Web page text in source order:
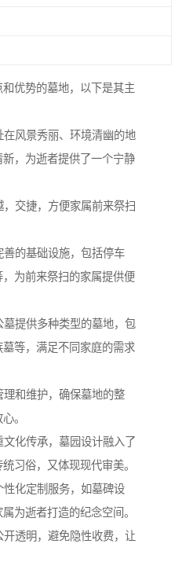
优势的墓地，以下是其主
风景秀丽、环境清幽的地
，为逝者提供了一个宁静
交捷，方便家属前来祭扫
的基础设施，包括停车
为前来祭扫的家属提供便
提供多种类型的墓地，包
等，满足不同家庭的需求
和维护，确保墓地的整
。
化传承，墓园设计融入了
习俗，又体现现代审美。
化定制服务，如墓碑设
为逝者打造的纪念空间。
透明，避免隐性收费，让